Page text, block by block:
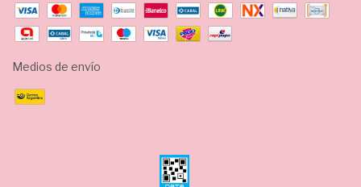
Medios de envío